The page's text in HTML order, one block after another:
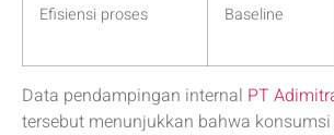
Efisiensi proses Baseline
Data pendampingan internal PT
tersebut menunjukkan bahwa